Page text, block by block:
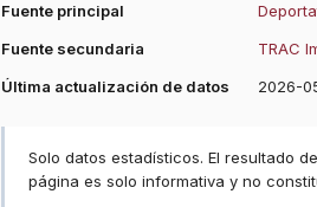
Fuente principal
Fuente secundaria
TRAC
Última actualización de datos
2026-
Solo datos estadísticos. El resultado
página es solo informativa y no